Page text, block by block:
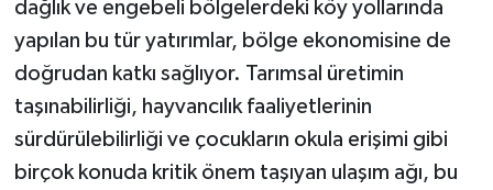
dağlık ve engebeli bölgelerdeki köy yollarında
yapılan bu tür yatırımlar, bölge ekonomisine de
doğrudan katkı sağlıyor. Tarımsal üretimin
taşınabilirliği, hayvancılık faaliyetlerinin
sürdürülebilirliği ve çocukların okula erişimi gibi
birçok konuda kritik önem taşıyan ulaşım ağı, bu